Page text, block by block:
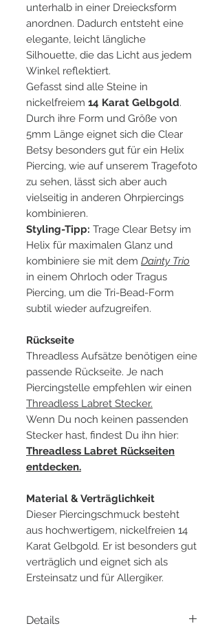
unterhalb in einer Dreiecksform
anordnen. Dadurch entsteht eine
elegante, leicht längliche
Silhouette, die das Licht aus jedem
Winkel reflektiert.
Gefasst sind alle Steine in
nickelfreiem 14 Karat Gelbgold.
Durch ihre Form und Größe von
5mm Länge eignet sich die Clear
Betsy besonders gut für ein Helix
Piercing, wie auf unserem Tragefoto
zu sehen, lässt sich aber auch
vielseitig in anderen Ohrpiercings
kombinieren.
Styling-Tipp: Trage Clear Betsy im
Helix für maximalen Glanz und
kombiniere sie mit dem Dainty Trio
in einem Ohrloch oder Tragus
Piercing, um die Tri-Bead-Form
subtil wieder aufzugreifen.
Rückseite
Threadless Aufsätze benötigen eine
passende Rückseite. Je nach
Piercingstelle empfehlen wir einen
Threadless Labret Stecker.
Wenn Du noch keinen passenden
Stecker hast, findest Du ihn hier:
Threadless Labret Rückseiten
entdecken.
Material & Verträglichkeit
Dieser Piercingschmuck besteht
aus hochwertigem, nickelfreien 14
Karat Gelbgold. Er ist besonders gut
verträglich und eignet sich als
Ersteinsatz und für Allergiker.
Details